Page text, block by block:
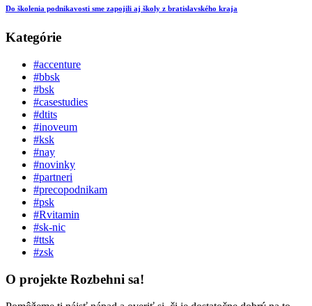
Do školenia podnikavosti sme zapojili aj školy z bratislavského kraja
Kategórie
#accenture
#bbsk
#bsk
#casestudies
#dtits
#inoveum
#ksk
#nay
#novinky
#partneri
#precopodnikam
#psk
#Rvitamin
#sk-nic
#ttsk
#zsk
O projekte Rozbehni sa!